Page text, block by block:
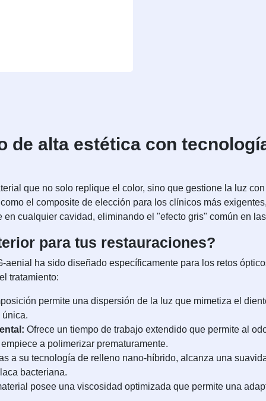
de alta estética con
que no solo replique el color, sino que gestione la luz
el composite de elección para los clínicos más
cualquier cavidad, eliminando el "efecto gris" común en
para tus restauraciones?
aenial ha sido diseñado específicamente para los retos
tratamiento:
permite una dispersión de la luz que mimetiza el
Ofrece un tiempo de trabajo extendido que permite al
a polimerizar prematuramente.
a su tecnología de relleno nano-híbrido, alcanza una
bacteriana.
posee una viscosidad optimizada que permite una